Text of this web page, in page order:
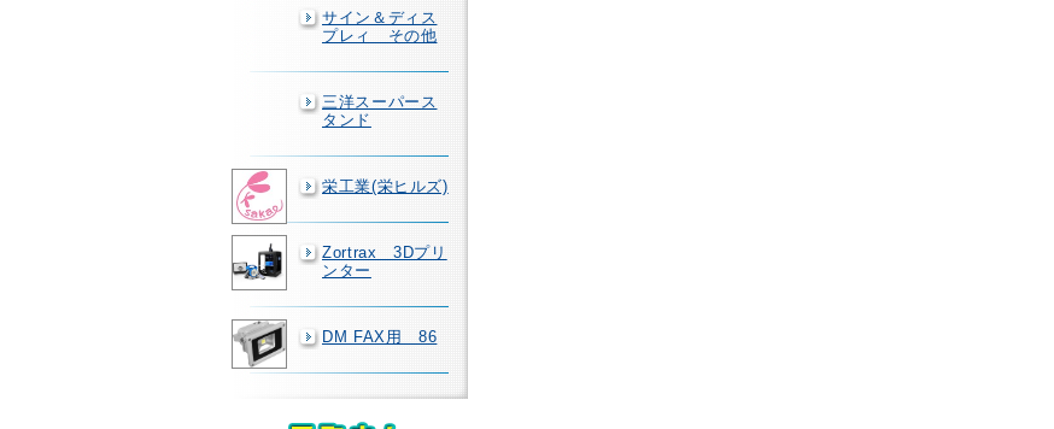
サイン＆ディス
プレィ その他
三洋スーパース
タンド
栄工業(栄ヒルズ)
Zortrax 3Dプリ
ンター
DM FAX用 86